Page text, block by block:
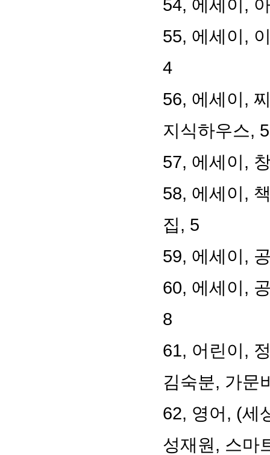
54, 에세이 ,
55, 에세이 ,
4
56, 에세이 ,
지식하우스, 5
57, 에세이 ,
58, 에세이 ,
집, 5
59, 에세이 ,
60, 에세이 ,
8
61, 어린이 ,
김숙분, 가문
62, 영어 , (세
성재원 , 스마